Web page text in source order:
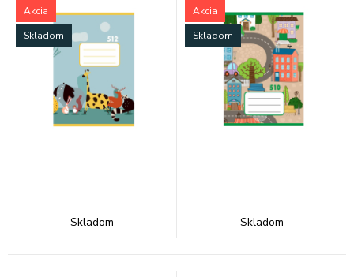
Akcia
Skladom
Skladom
Akcia
Skladom
Skladom